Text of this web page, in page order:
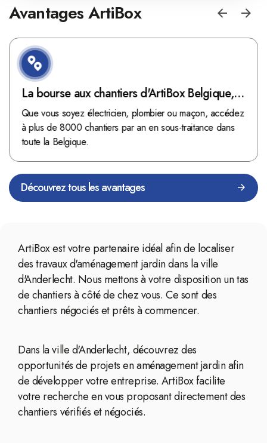
Avantages ArtiBox
La bourse aux chantiers d'ArtiBox Belgique,
véritable mine d'or !
Que vous soyez électricien, plombier ou maçon, accédez
à plus de 8000 chantiers par an en sous-traitance dans
toute la Belgique.
Découvrez tous les avantages
ArtiBox est votre partenaire idéal afin de localiser
des travaux d'aménagement jardin dans la ville
d'Anderlecht. Nous mettons à votre disposition un tas
de chantiers à côté de chez vous. Ce sont des
chantiers négociés et prêts à commencer.
Dans la ville d'Anderlecht, découvrez des
opportunités de projets en aménagement jardin afin
de développer votre entreprise. ArtiBox facilite
votre recherche en vous proposant directement des
chantiers vérifiés et négociés.